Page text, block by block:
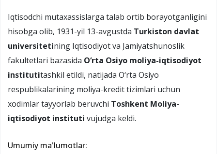
Iqtisodchi mutaxassislarga talab ortib borayotganligini
hisobga olib, 1931-yil 13-avgustda Turkiston davlat
universitetining Iqtisodiyot va Jamiyatshunoslik
fakultetlari bazasida O‘rta Osiyo moliya-iqtisodiyot
institutitashkil etildi, natijada O‘rta Osiyo
respublikalarining moliya-kredit tizimlari uchun
xodimlar tayyorlab beruvchi Toshkent Moliya-
iqtisodiyot instituti vujudga keldi.
Umumiy ma'lumotlar: